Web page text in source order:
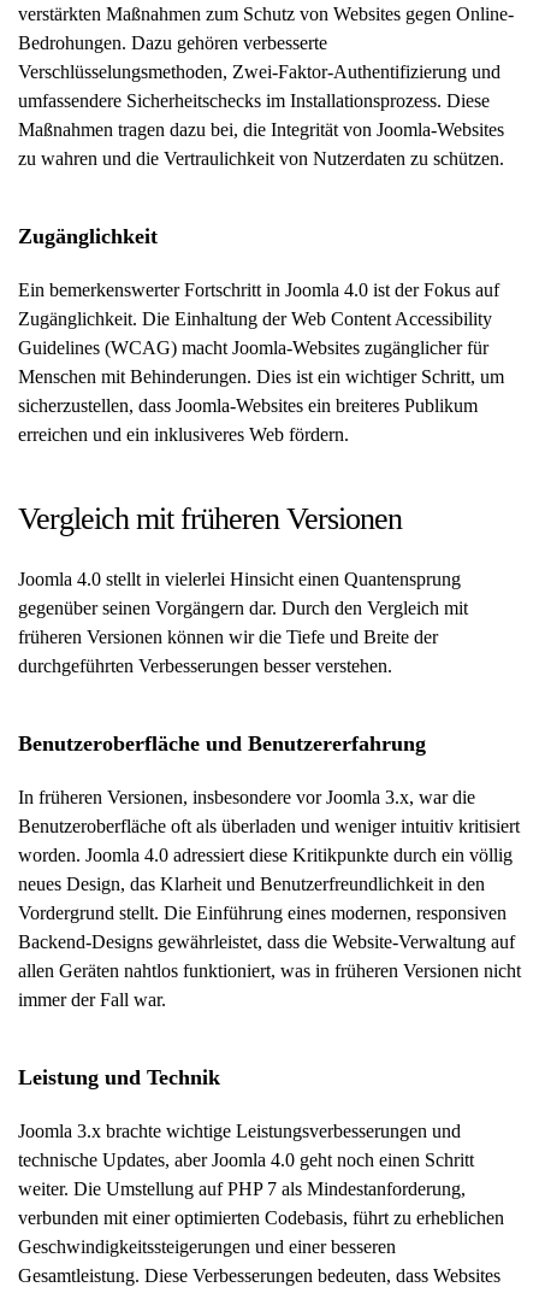
verstärkten Maßnahmen zum Schutz von Websites gegen Online-
Bedrohungen. Dazu gehören verbesserte
Verschlüsselungsmethoden, Zwei-Faktor-Authentifizierung und
umfassendere Sicherheitschecks im Installationsprozess. Diese
Maßnahmen tragen dazu bei, die Integrität von Joomla-Websites
zu wahren und die Vertraulichkeit von Nutzerdaten zu schützen.
Zugänglichkeit
Ein bemerkenswerter Fortschritt in Joomla 4.0 ist der Fokus auf
Zugänglichkeit. Die Einhaltung der Web Content Accessibility
Guidelines (WCAG) macht Joomla-Websites zugänglicher für
Menschen mit Behinderungen. Dies ist ein wichtiger Schritt, um
sicherzustellen, dass Joomla-Websites ein breiteres Publikum
erreichen und ein inklusiveres Web fördern.
Vergleich mit früheren Versionen
Joomla 4.0 stellt in vielerlei Hinsicht einen Quantensprung
gegenüber seinen Vorgängern dar. Durch den Vergleich mit
früheren Versionen können wir die Tiefe und Breite der
durchgeführten Verbesserungen besser verstehen.
Benutzeroberfläche und Benutzererfahrung
In früheren Versionen, insbesondere vor Joomla 3.x, war die
Benutzeroberfläche oft als überladen und weniger intuitiv kritisiert
worden. Joomla 4.0 adressiert diese Kritikpunkte durch ein völlig
neues Design, das Klarheit und Benutzerfreundlichkeit in den
Vordergrund stellt. Die Einführung eines modernen, responsiven
Backend-Designs gewährleistet, dass die Website-Verwaltung auf
allen Geräten nahtlos funktioniert, was in früheren Versionen nicht
immer der Fall war.
Leistung und Technik
Joomla 3.x brachte wichtige Leistungsverbesserungen und
technische Updates, aber Joomla 4.0 geht noch einen Schritt
weiter. Die Umstellung auf PHP 7 als Mindestanforderung,
verbunden mit einer optimierten Codebasis, führt zu erheblichen
Geschwindigkeitssteigerungen und einer besseren
Gesamtleistung. Diese Verbesserungen bedeuten, dass Websites